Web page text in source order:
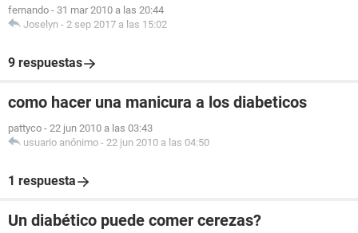
fernando - 31 mar 2010 a las 20:44
Joselyn - 2 sep 2017 a las 15:02
9 respuestas
como hacer una manicura a los diabeticos
pattyco - 22 jun 2010 a las 03:43
usuario anónimo - 22 jun 2010 a las 04:50
1 respuesta
Un diabético puede comer cerezas?